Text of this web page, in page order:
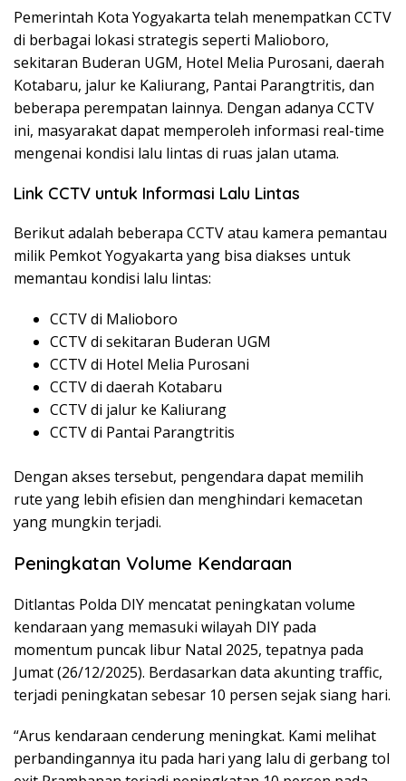
Pemerintah Kota Yogyakarta telah menempatkan CCTV
di berbagai lokasi strategis seperti Malioboro,
sekitaran Buderan UGM, Hotel Melia Purosani, daerah
Kotabaru, jalur ke Kaliurang, Pantai Parangtritis, dan
beberapa perempatan lainnya. Dengan adanya CCTV
ini, masyarakat dapat memperoleh informasi real-time
mengenai kondisi lalu lintas di ruas jalan utama.
Link CCTV untuk Informasi Lalu Lintas
Berikut adalah beberapa CCTV atau kamera pemantau
milik Pemkot Yogyakarta yang bisa diakses untuk
memantau kondisi lalu lintas:
CCTV di Malioboro
CCTV di sekitaran Buderan UGM
CCTV di Hotel Melia Purosani
CCTV di daerah Kotabaru
CCTV di jalur ke Kaliurang
CCTV di Pantai Parangtritis
Dengan akses tersebut, pengendara dapat memilih
rute yang lebih efisien dan menghindari kemacetan
yang mungkin terjadi.
Peningkatan Volume Kendaraan
Ditlantas Polda DIY mencatat peningkatan volume
kendaraan yang memasuki wilayah DIY pada
momentum puncak libur Natal 2025, tepatnya pada
Jumat (26/12/2025). Berdasarkan data akunting traffic,
terjadi peningkatan sebesar 10 persen sejak siang hari.
“Arus kendaraan cenderung meningkat. Kami melihat
perbandingannya itu pada hari yang lalu di gerbang tol